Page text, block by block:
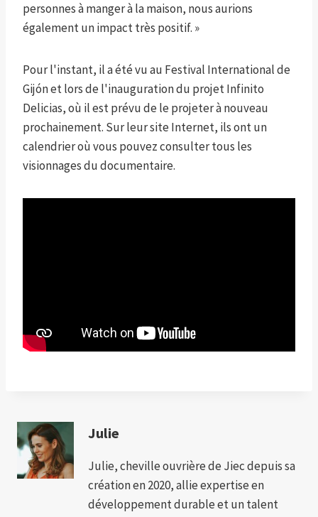
personnes à manger à la maison, nous aurions
également un impact très positif. »
Pour l'instant, il a été vu au Festival International de
Gijón et lors de l'inauguration du projet Infinito
Delicias, où il est prévu de le projeter à nouveau
prochainement. Sur leur site Internet, ils ont un
calendrier où vous pouvez consulter tous les
visionnages du documentaire.
Julie
Julie, cheville ouvrière de Jiec depuis sa
création en 2020, allie expertise en
développement durable et un talent